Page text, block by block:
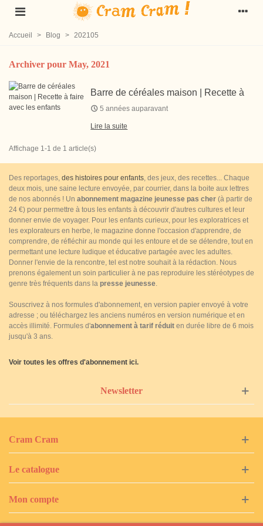
Accueil > Blog > 202105
Archiver pour May, 2021
Barre de céréales maison | Recette à
faire avec les enfants
5 années auparavant
Lire la suite
Affichage 1-1 de 1 article(s)
Des reportages, des histoires pour enfants, des jeux, des recettes... Chaque
deux mois, une saine lecture envoyée, par courrier, dans la boite aux lettres
de nos abonnés ! Un abonnement magazine jeunesse pas cher (à partir de
24 €) pour permettre à tous les enfants à découvrir d'autres cultures et leur
donner envie de voyager. Pour les enfants curieux, pour les exploratrices et
les explorateurs en herbe, le magazine donne l'occasion d'apprendre, de
comprendre, de réfléchir au monde qui les entoure et de se détendre, tout en
permettant une lecture ludique et éducative partagée avec les adultes.
Donner l'envie de la rencontre, tel est notre souhait à la rédaction. Nous
prenons également un soin particulier à ne pas reproduire les stéréotypes de
genre très fréquents dans la presse jeunesse.
Souscrivez à nos formules d'abonnement, en version papier envoyé à votre
adresse ; ou téléchargez les anciens numéros en version numérique et en
accès illimité. Formules d'abonnement à tarif réduit en durée libre de 6 mois
jusqu'à 3 ans.
Voir toutes les offres d'abonnement ici.
Newsletter
Cram Cram
Le catalogue
Mon compte